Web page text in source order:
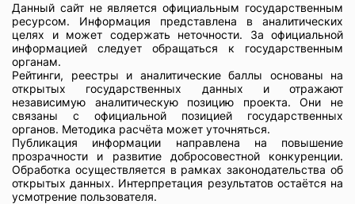
Данный сайт не является официальным государственным
ресурсом. Информация представлена в аналитических
целях и может содержать неточности. За официальной
информацией следует обращаться к государственным
органам.
Рейтинги, реестры и аналитические баллы основаны на
открытых государственных данных и отражают
независимую аналитическую позицию проекта. Они не
связаны с официальной позицией государственных
органов. Методика расчёта может уточняться.
Публикация информации направлена на повышение
прозрачности и развитие добросовестной конкуренции.
Обработка осуществляется в рамках законодательства об
открытых данных. Интерпретация результатов остаётся на
усмотрение пользователя.